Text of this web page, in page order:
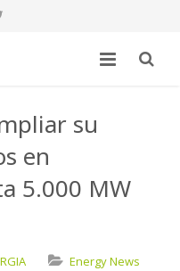
su
en
5.000 MW
Energy News